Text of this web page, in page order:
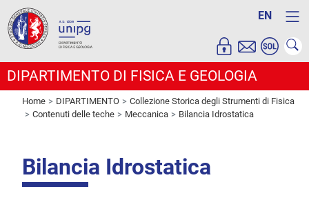
EN
DIPARTIMENTO DI FISICA E GEOLOGIA
Home DIPARTIMENTO
Collezione Storica degli Strumenti di Fisica
Contenuti delle teche
Meccanica Bilancia Idrostatica
Bilancia Idrostatica